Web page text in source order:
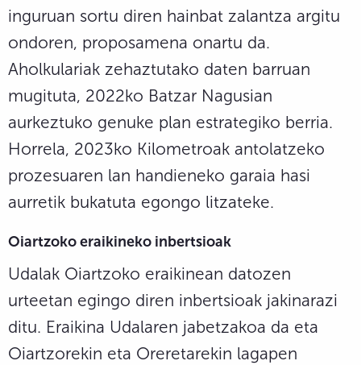
inguruan sortu diren hainbat zalantza argitu
ondoren, proposamena onartu da.
Aholkulariak zehaztutako daten barruan
mugituta, 2022ko Batzar Nagusian
aurkeztuko genuke plan estrategiko berria.
Horrela, 2023ko Kilometroak antolatzeko
prozesuaren lan handieneko garaia hasi
aurretik bukatuta egongo litzateke.
Oiartzoko eraikineko inbertsioak
Udalak Oiartzoko eraikinean datozen
urteetan egingo diren inbertsioak jakinarazi
ditu. Eraikina Udalaren jabetzakoa da eta
Oiartzorekin eta Oreretarekin lagapen